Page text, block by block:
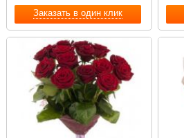
Заказать в один клик